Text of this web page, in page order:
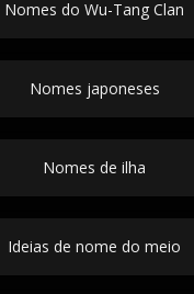
Nomes do Wu-Tang Clan
Nomes japoneses
Nomes de ilha
Ideias de nome do meio